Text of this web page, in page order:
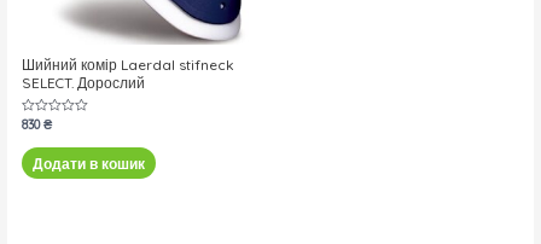
Шийний комір Laerdal stifneck
SELECT. Дорослий
Оцінено
0
з
5
830₴
Додати в кошик